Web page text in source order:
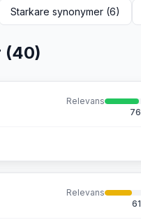
Starkare synonymer (6)
(40)
Relevans
76
Relevans
61